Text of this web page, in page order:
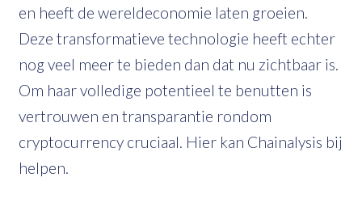
en heeft de wereldeconomie laten groeien.
Deze transformatieve technologie heeft echter
nog veel meer te bieden dan dat nu zichtbaar is.
Om haar volledige potentieel te benutten is
vertrouwen en transparantie rondom
cryptocurrency cruciaal. Hier kan Chainalysis bij
helpen.